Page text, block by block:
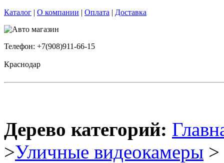
Каталог | О компании | Оплата | Доставка
Телефон: +7(908)911-66-15
Краснодар
Дерево категорий:
>Уличные видеокамеры >